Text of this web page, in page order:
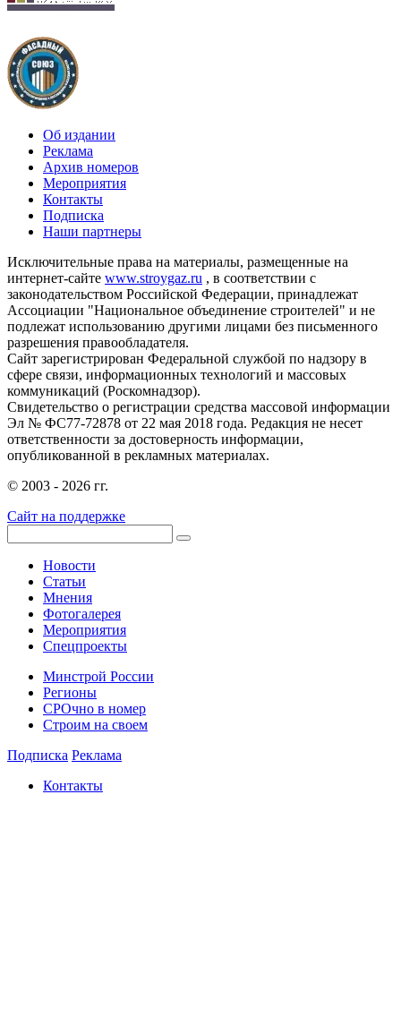
Об издании
Реклама
Архив номеров
Мероприятия
Контакты
Подписка
Наши партнеры
Исключительные права на материалы, размещенные на
интернет-сайте www.stroygaz.ru , в соответствии с
законодательством Российской Федерации, принадлежат
Ассоциации "Национальное объединение строителей" и не
подлежат использованию другими лицами без письменного
разрешения правообладателя.
Сайт зарегистрирован Федеральной службой по надзору в
сфере связи, информационных технологий и массовых
коммуникаций (Роскомнадзор).
Свидетельство о регистрации средства массовой информации
Эл № ФС77-72878 от 22 мая 2018 года. Редакция не несет
ответственности за достоверность информации,
опубликованной в рекламных материалах.
© 2003 - 2026 гг.
Сайт на поддержке
Новости
Статьи
Мнения
Фотогалерея
Мероприятия
Спецпроекты
Минстрой России
Регионы
СРОчно в номер
Строим на своем
Подписка Реклама
Контакты